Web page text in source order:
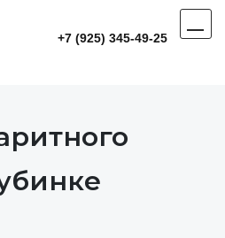
+7 (925) 345-49-25